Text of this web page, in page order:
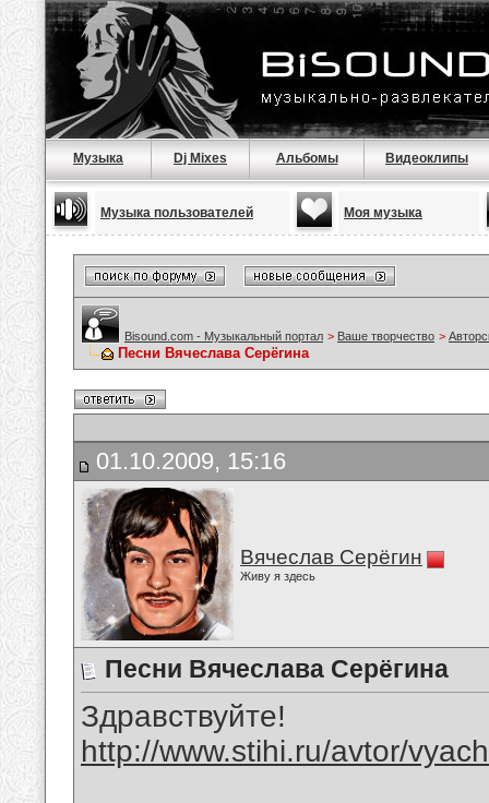
Музыка Dj Mixes Альбомы Видеоклипы
Музыка пользователей Моя музыка
Bisound.com - Музыкальный портал > Ваше творчество >
Песни Вячеслава Серёгина
01.10.2009, 15:16
Вячеслав Серёгин
Живу я здесь
Песни Вячеслава Серёгина
Здравствуйте!
http://www.stihi.ru/avtor/